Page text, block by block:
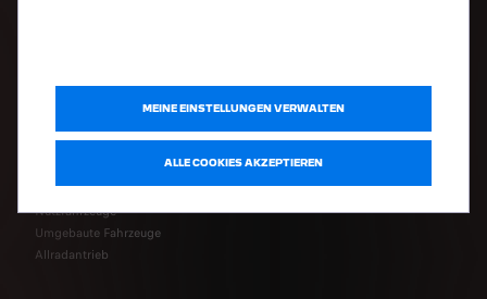
Peugeot Sport Engineered
SUVs
Kombi
Nutzfahrzeuge
Umgebaute Fahrzeuge
Allradantrieb
MEINE EINSTELLUNGEN VERWALTEN
ALLE COOKIES AKZEPTIEREN